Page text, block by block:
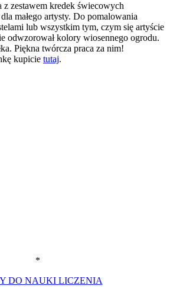
zestawem kredek świecowych
małego artysty. Do pomalowania
lub wszystkim tym, czym się artyście
odwzorował kolory wiosennego ogrodu.
Piękna twórcza praca za nim!
kupicie tutaj.
*
DO NAUKI LICZENIA